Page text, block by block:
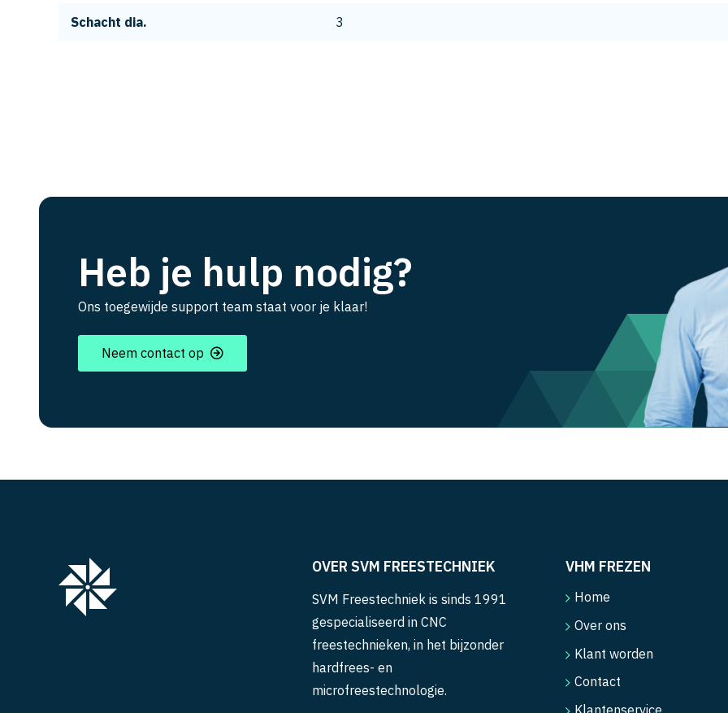
Schacht dia. 3
Heb je hulp nodig?
Ons toegewijde support team staat voor je klaar!
Neem contact op
OVER SVM FREESTECHNIEK
SVM Freestechniek is sinds 1991
gespecialiseerd in CNC
freestechnieken, in het bijzonder
hardfrees- en
microfreestechnologie.
VHM FREZEN
Home
Over ons
Klant worden
Contact